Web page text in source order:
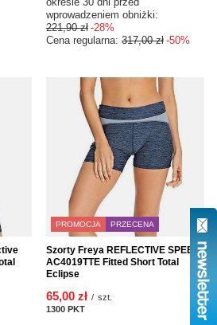
wprowadzeniem obniżki:
221,90 zł -28%
Cena regularna: 317,00 zł -50%
PROMOCJA PRZECENA
Szorty Freya REFLECTIVE SPEED
AC4019TTE Fitted Short Total
Eclipse
65,00 zł / szt.
1300 PKT